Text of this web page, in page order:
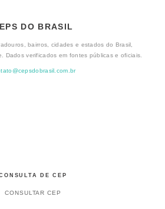
DO BRASIL
bairros, cidades e estados do Brasil,
Dados verificados em fontes públicas e oficiais.
DE CEP
CONSULTAR CEP